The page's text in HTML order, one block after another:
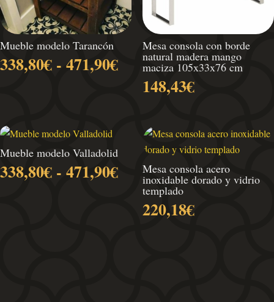
Mueble modelo Tarancón
338,80€ - 471,90€Rango
precios:
338,80€
hasta
471,90€
Mesa consola con borde
natural madera mango
maciza 105x33x76 cm
148,43€
Mueble modelo Valladolid
338,80€ - 471,90€Rango
precios:
desde
Mesa consola acero
inoxidable dorado y vidrio
templado
220,18€